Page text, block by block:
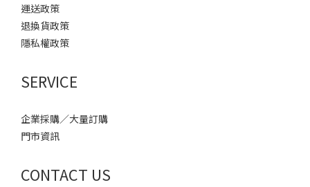
運送政策
退換貨政策
隱私權政策
SERVICE
企業採購／大量訂購
門市資訊
CONTACT US